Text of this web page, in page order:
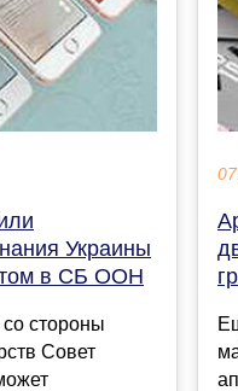
Украины
в СБ ООН
стороны
Совет